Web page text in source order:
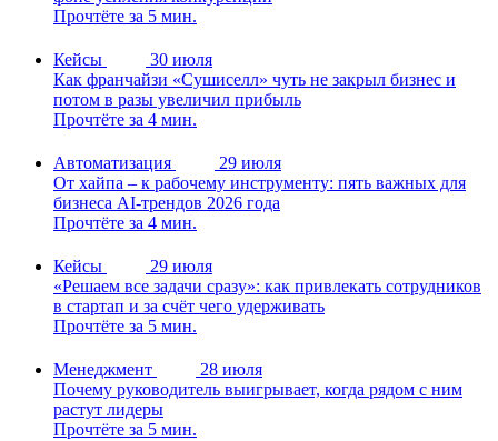
Прочтёте за 5 мин.
Кейсы
30 июля
Как франчайзи «Сушиселл» чуть не закрыл бизнес и
потом в разы увеличил прибыль
Прочтёте за 4 мин.
Автоматизация
29 июля
От хайпа – к рабочему инструменту: пять важных для
бизнеса AI-трендов 2026 года
Прочтёте за 4 мин.
Кейсы
29 июля
«Решаем все задачи сразу»: как привлекать сотрудников
в стартап и за счёт чего удерживать
Прочтёте за 5 мин.
Менеджмент
28 июля
Почему руководитель выигрывает, когда рядом с ним
растут лидеры
Прочтёте за 5 мин.